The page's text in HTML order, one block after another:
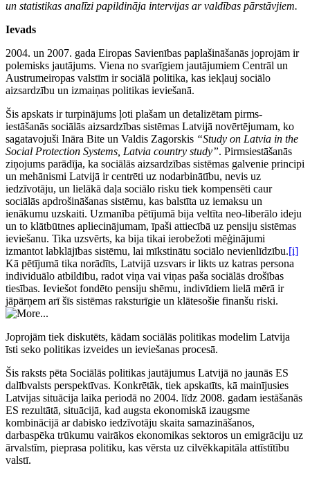
un statistikas analīzi papildināja intervijas ar valdības pārstāvjiem.
Ievads
2004. un 2007. gada Eiropas Savienības paplašināšanās joprojām ir
polemisks jautājums. Viena no svarīgiem jautājumiem Centrāl un
Austrumeiropas valstīm ir sociālā politika, kas iekļauj sociālo
aizsardzību un izmaiņas politikas ieviešanā.
Šis apskats ir turpinājums ļoti plašam un detalizētam pirms-
iestāšanās sociālās aizsardzības sistēmas Latvijā novērtējumam, ko
sagatavojuši Ināra Bite un Valdis Zagorskis “Study on Latvia in the
Social Protection Systems, Latvia country study”. Pirmsiestāšanās
ziņojums parādīja, ka sociālās aizsardzības sistēmas galvenie principi
un mehānismi Latvijā ir centrēti uz nodarbinātību, nevis uz
iedzīvotāju, un lielākā daļa sociālo risku tiek kompensēti caur
sociālās apdrošināšanas sistēmu, kas balstīta uz iemaksu un
ienākumu uzskaiti. Uzmanība pētījumā bija veltīta neo-liberālo ideju
un to klātbūtnes apliecinājumam, īpaši attiecībā uz pensiju sistēmas
ieviešanu. Tika uzsvērts, ka bija tikai ierobežoti mēģinājumi
izmantot labklājības sistēmu, lai mīkstinātu sociālo nevienlīdzību.[i]
Kā pētījumā tika norādīts, Latvijā uzsvars ir likts uz katras persona
individuālo atbildību, radot viņa vai viņas paša sociālās drošības
tiesības. Ieviešot fondēto pensiju shēmu, indivīdiem lielā mērā ir
jāpārņem arī šīs sistēmas raksturīgie un klātesošie finanšu riski.
Joprojām tiek diskutēts, kādam sociālās politikas modelim Latvija
īsti seko politikas izveides un ieviešanas procesā.
Šis raksts pēta Sociālās politikas jautājumus Latvijā no jaunās ES
dalībvalsts perspektīvas. Konkrētāk, tiek apskatīts, kā mainījusies
Latvijas situācija laika periodā no 2004. līdz 2008. gadam iestāšanās
ES rezultātā, situācijā, kad augsta ekonomiskā izaugsme
kombinācijā ar dabisko iedzīvotāju skaita samazināšanos,
darbaspēka trūkumu vairākos ekonomikas sektoros un emigrāciju uz
ārvalstīm, pieprasa politiku, kas vērsta uz cilvēkkapitāla attīstītību
valstī.